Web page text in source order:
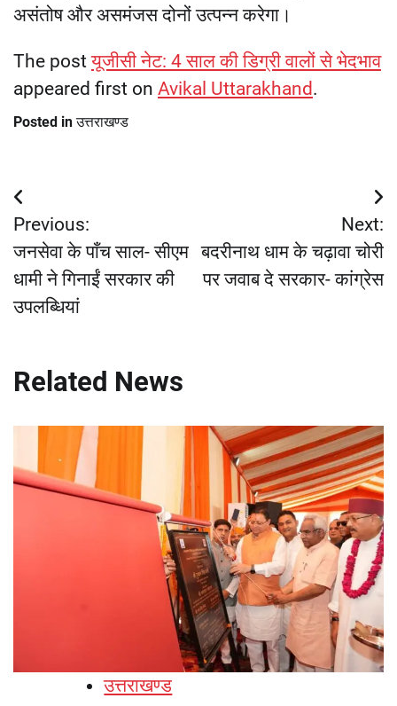
असंतोष और असमंजस दोनों उत्पन्न करेगा।
The postयूजीसी नेट: 4 साल की डिग्री वालों से भेदभाव
appeared first on Avikal Uttarakhand.
Posted inउत्तराखण्ड
Post
navigation
Previous:
जनसेवा के पाँच साल- सीएम
धामी ने गिनाईं सरकार की
उपलब्धियां
Next:
बदरीनाथ धाम के चढ़ावा चोरी
पर जवाब दे सरकार- कांग्रेस
Related News
उत्तराखण्ड